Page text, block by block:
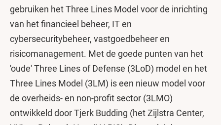
gebruiken het Three Lines Model voor de inrichting
van het financieel beheer, IT en
cybersecuritybeheer, vastgoedbeheer en
risicomanagement. Met de goede punten van het
'oude' Three Lines of Defense (3LoD) model en het
Three Lines Model (3LM) is een nieuw model voor
de overheids- en non-profit sector (3LMO)
ontwikkeld door Tjerk Budding (het Zijlstra Center,